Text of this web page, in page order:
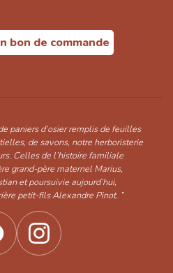
bon de commande
paniers d’osier remplis de feuilles
de savons, notre herboristerie
Celles de l’histoire familiale
grand-père maternel Marius,
et poursuivie aujourd’hui,
petit-fils Alexandre Pinot. ”